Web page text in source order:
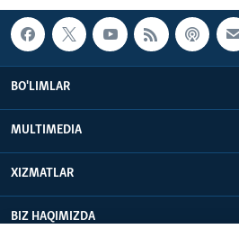
BO'LIMLAR
MULTIMEDIA
XIZMATLAR
BIZ HAQIMIZDA